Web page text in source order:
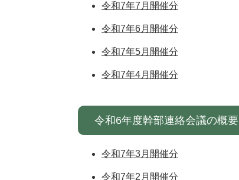
令和7年7月開催分
令和7年6月開催分
令和7年5月開催分
令和7年4月開催分
令和6年度幹部連絡会議の概要
令和7年3月開催分
令和7年2月開催分